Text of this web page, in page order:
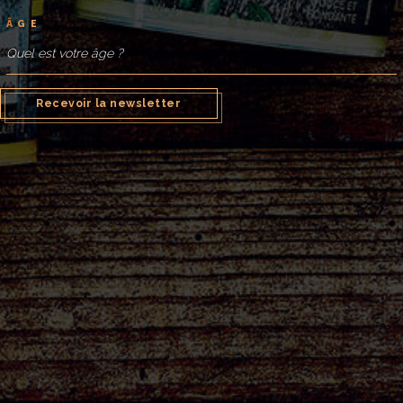
Ingrédients et valeurs nutritionnelles
LE PETIT
PLUS
La purée qui a tout bon : Pommes de terre, beurre
demi-sel… et rien d’autre à ajouter.
ÂG E
Recevoir la newsletter